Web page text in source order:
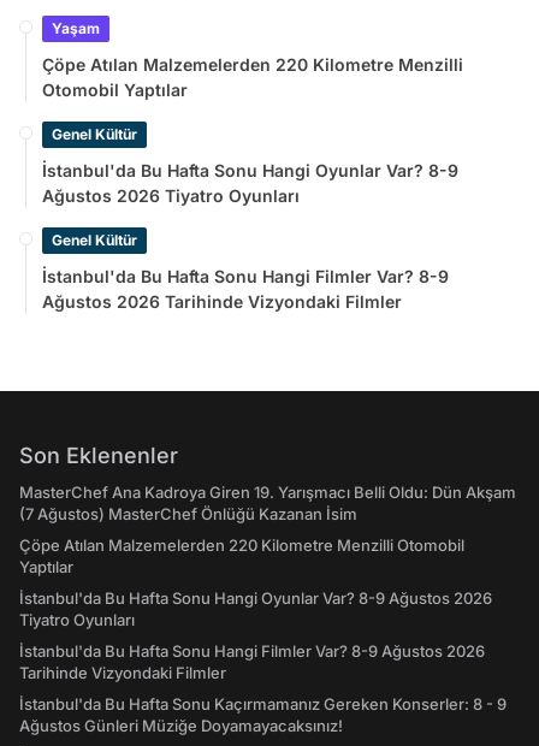
Yaşam
Çöpe Atılan Malzemelerden 220 Kilometre Menzilli
Otomobil Yaptılar
Genel Kültür
İstanbul'da Bu Hafta Sonu Hangi Oyunlar Var? 8-9
Ağustos 2026 Tiyatro Oyunları
Genel Kültür
İstanbul'da Bu Hafta Sonu Hangi Filmler Var? 8-9
Ağustos 2026 Tarihinde Vizyondaki Filmler
Son Eklenenler
MasterChef Ana Kadroya Giren 19. Yarışmacı Belli Oldu: Dün Akşam
(7 Ağustos) MasterChef Önlüğü Kazanan İsim
Çöpe Atılan Malzemelerden 220 Kilometre Menzilli Otomobil
Yaptılar
İstanbul'da Bu Hafta Sonu Hangi Oyunlar Var? 8-9 Ağustos 2026
Tiyatro Oyunları
İstanbul'da Bu Hafta Sonu Hangi Filmler Var? 8-9 Ağustos 2026
Tarihinde Vizyondaki Filmler
İstanbul'da Bu Hafta Sonu Kaçırmamanız Gereken Konserler: 8 - 9
Ağustos Günleri Müziğe Doyamayacaksınız!